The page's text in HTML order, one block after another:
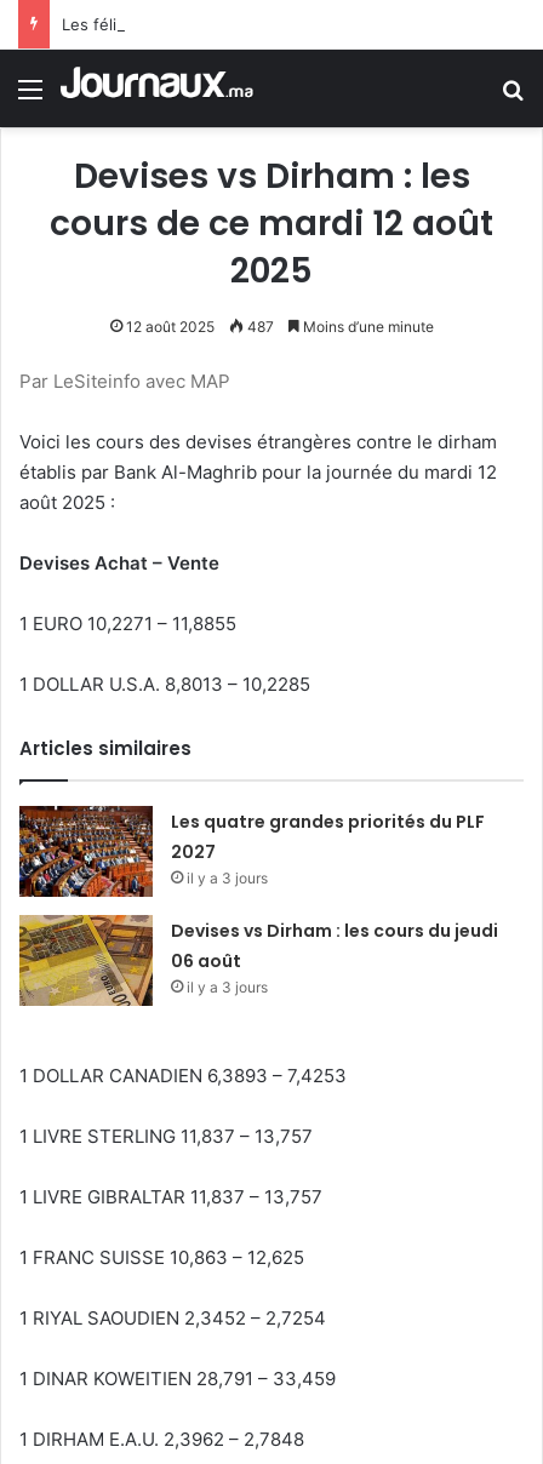
Menu
Devises vs Dirham : les
cours de ce mardi 12 août
2025
12 août 2025 487 Moins d’une minute
Par LeSiteinfo avec MAP
Voici les cours des devises étrangères contre le dirham
établis par Bank Al-Maghrib pour la journée du mardi 12
août 2025 :
Devises Achat – Vente
1 EURO 10,2271 – 11,8855
1 DOLLAR U.S.A. 8,8013 – 10,2285
Articles similaires
Les quatre grandes priorités du PLF
2027
il y a 3 jours
Devises vs Dirham : les cours du jeudi
06 août
il y a 3 jours
1 DOLLAR CANADIEN 6,3893 – 7,4253
1 LIVRE STERLING 11,837 – 13,757
1 LIVRE GIBRALTAR 11,837 – 13,757
1 FRANC SUISSE 10,863 – 12,625
1 RIYAL SAOUDIEN 2,3452 – 2,7254
1 DINAR KOWEITIEN 28,791 – 33,459
1 DIRHAM E.A.U. 2,3962 – 2,7848